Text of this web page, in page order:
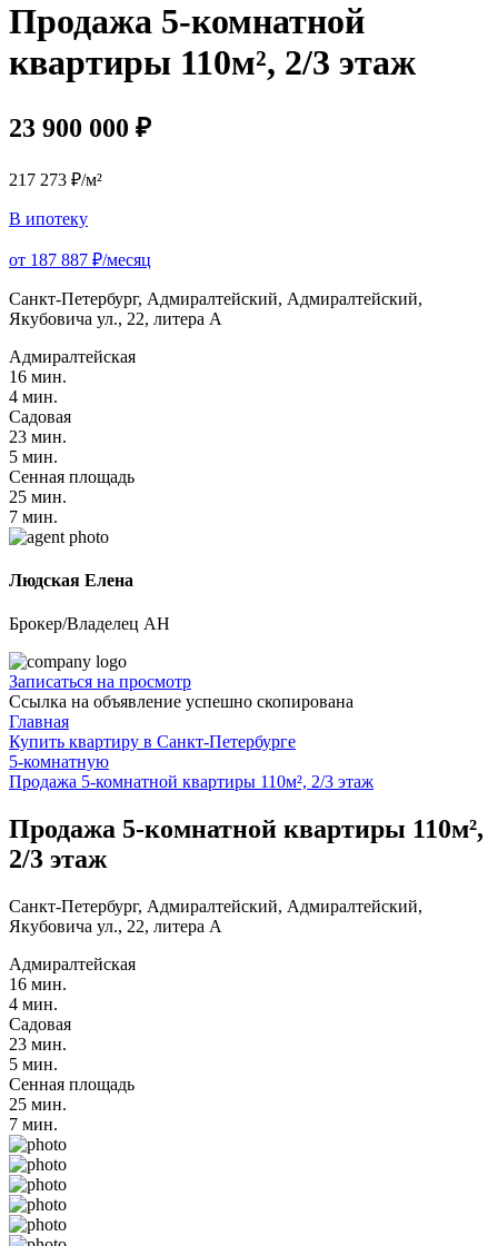
Продажа 5-комнатной
квартиры 110м², 2/3 этаж
23 900 000 ₽
217 273 ₽/м²
В ипотеку
от 187 887 ₽/месяц
Санкт-Петербург, Адмиралтейский, Адмиралтейский,
Якубовича ул., 22, литера А
Адмиралтейская
16 мин.
4 мин.
Садовая
23 мин.
5 мин.
Сенная площадь
25 мин.
7 мин.
Людская Елена
Брокер/Владелец АН
Записаться на просмотр
Ссылка на объявление успешно скопирована
Главная
Купить квартиру в Санкт-Петербурге
5-комнатную
Продажа 5-комнатной квартиры 110м², 2/3 этаж
Продажа 5-комнатной квартиры 110м²,
2/3 этаж
Санкт-Петербург, Адмиралтейский, Адмиралтейский,
Якубовича ул., 22, литера А
Адмиралтейская
16 мин.
4 мин.
Садовая
23 мин.
5 мин.
Сенная площадь
25 мин.
7 мин.